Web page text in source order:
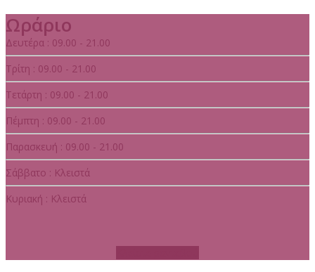
Ωράριο
Δευτέρα : 09.00 - 21.00
Τρίτη : 09.00 - 21.00
Τετάρτη : 09.00 - 21.00
Πέμπτη : 09.00 - 21.00
Παρασκευή : 09.00 - 21.00
Σάββατο : Κλειστά
Κυριακή : Κλειστά